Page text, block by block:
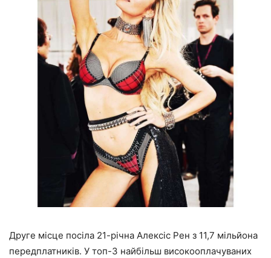
Друге місце посіла 21-річна Алексіс Рен з 11,7 мільйона
передплатників. У топ-3 найбільш високооплачуваних